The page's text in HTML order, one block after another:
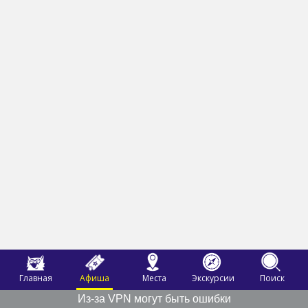
Главная Афиша Места Экскурсии
Поиск
Из-за VPN могут быть ошибки